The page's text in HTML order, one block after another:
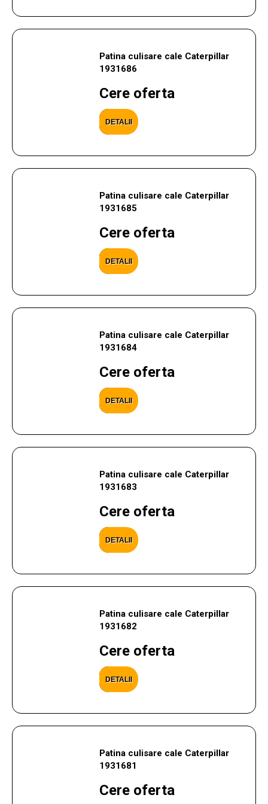
Patina culisare cale Caterpillar
1931686
Cere oferta
DETALII
Patina culisare cale Caterpillar
1931685
Cere oferta
DETALII
Patina culisare cale Caterpillar
1931684
Cere oferta
DETALII
Patina culisare cale Caterpillar
1931683
Cere oferta
DETALII
Patina culisare cale Caterpillar
1931682
Cere oferta
DETALII
Patina culisare cale Caterpillar
1931681
Cere oferta